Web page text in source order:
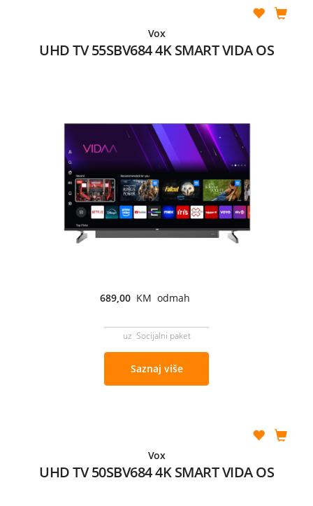
Vox
UHD TV 55SBV684 4K SMART VIDA OS
689,00 KM odmah
uz Socijalni paket
Saznaj više
Vox
UHD TV 50SBV684 4K SMART VIDA OS